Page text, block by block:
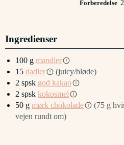
Forberedelse
Ingredienser
100 g mandler
15 dadler
(juicy/bløde)
2 spsk god kakao
2 spsk kokosmel
50 g mørk chokolade
(75 g
vejen rundt om)